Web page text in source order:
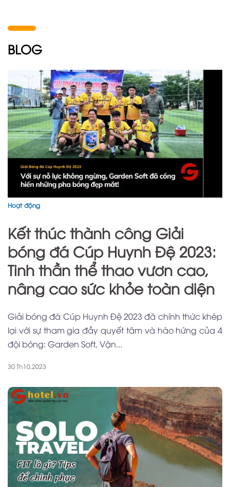
BLOG
Hoạt động
Kết thúc thành công Giải
bóng đá Cúp Huynh Đệ 2023:
Tinh thần thể thao vươn cao,
nâng cao sức khỏe toàn diện
Giải bóng đá Cúp Huynh Đệ 2023 đã chính thức khép
lại với sự tham gia đầy quyết tâm và hào hứng của 4
đội bóng: Garden Soft, Vận...
30 Th10,2023